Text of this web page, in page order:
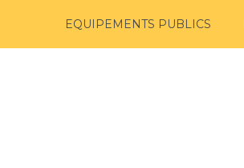
EQUIPEMENTS PUBLICS